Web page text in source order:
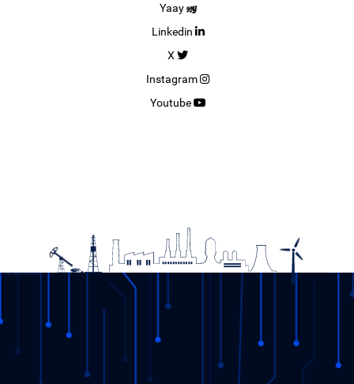
Yaay
Linkedin
X
Instagram
Youtube